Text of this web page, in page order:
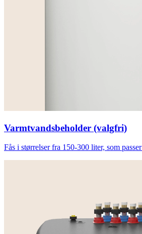
Varmtvandsbeholder (valgfri)
Fås i størrelser fra 150-300 liter, som